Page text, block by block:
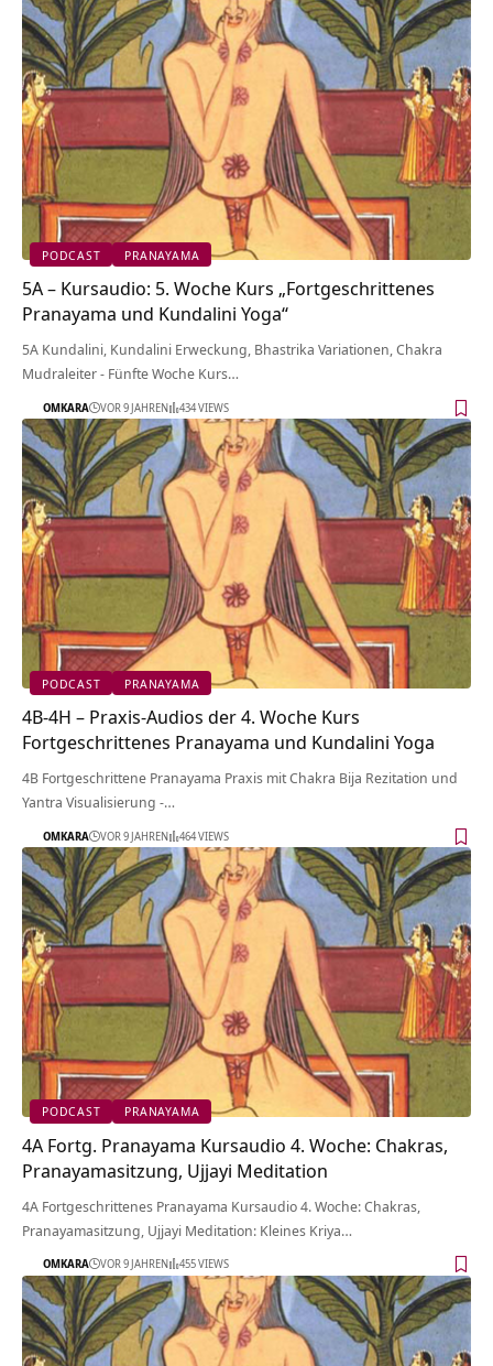
PODCAST PRANAYAMA
5A – Kursaudio: 5. Woche Kurs „Fortgeschrittenes
Pranayama und Kundalini Yoga“
5A Kundalini, Kundalini Erweckung, Bhastrika Variationen, Chakra
Mudraleiter - Fünfte Woche Kurs…
OMKARA VOR 9 JAHREN 434 VIEWS
PODCAST PRANAYAMA
4B-4H – Praxis-Audios der 4. Woche Kurs
Fortgeschrittenes Pranayama und Kundalini Yoga
4B Fortgeschrittene Pranayama Praxis mit Chakra Bija Rezitation und
Yantra Visualisierung -…
OMKARA VOR 9 JAHREN 464 VIEWS
PODCAST PRANAYAMA
4A Fortg. Pranayama Kursaudio 4. Woche: Chakras,
Pranayamasitzung, Ujjayi Meditation
4A Fortgeschrittenes Pranayama Kursaudio 4. Woche: Chakras,
Pranayamasitzung, Ujjayi Meditation: Kleines Kriya…
OMKARA VOR 9 JAHREN 455 VIEWS